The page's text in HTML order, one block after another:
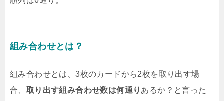
組み合わせとは？
組み合わせとは、3枚のカードから2枚を取り出す場
合、 取り出す組み合わせ数は何通り あるか？と言った